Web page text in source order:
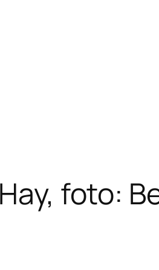
foto: